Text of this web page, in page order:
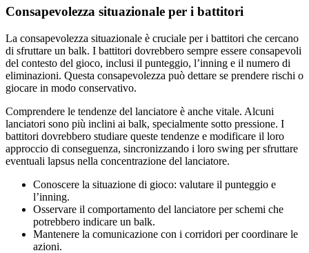
Consapevolezza situazionale per i battitori
La consapevolezza situazionale è cruciale per i battitori che cercano
di sfruttare un balk. I battitori dovrebbero sempre essere consapevoli
del contesto del gioco, inclusi il punteggio, l’inning e il numero di
eliminazioni. Questa consapevolezza può dettare se prendere rischi o
giocare in modo conservativo.
Comprendere le tendenze del lanciatore è anche vitale. Alcuni
lanciatori sono più inclini ai balk, specialmente sotto pressione. I
battitori dovrebbero studiare queste tendenze e modificare il loro
approccio di conseguenza, sincronizzando i loro swing per sfruttare
eventuali lapsus nella concentrazione del lanciatore.
Conoscere la situazione di gioco: valutare il punteggio e
l’inning.
Osservare il comportamento del lanciatore per schemi che
potrebbero indicare un balk.
Mantenere la comunicazione con i corridori per coordinare le
azioni.